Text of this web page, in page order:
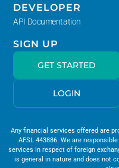
DEVELOPER
API Documentation
SIGN UP
GET STARTED
LOGIN
Any financial services offered are
AFSL 443886. We are
services in respect of foreign
is general in nature and does not